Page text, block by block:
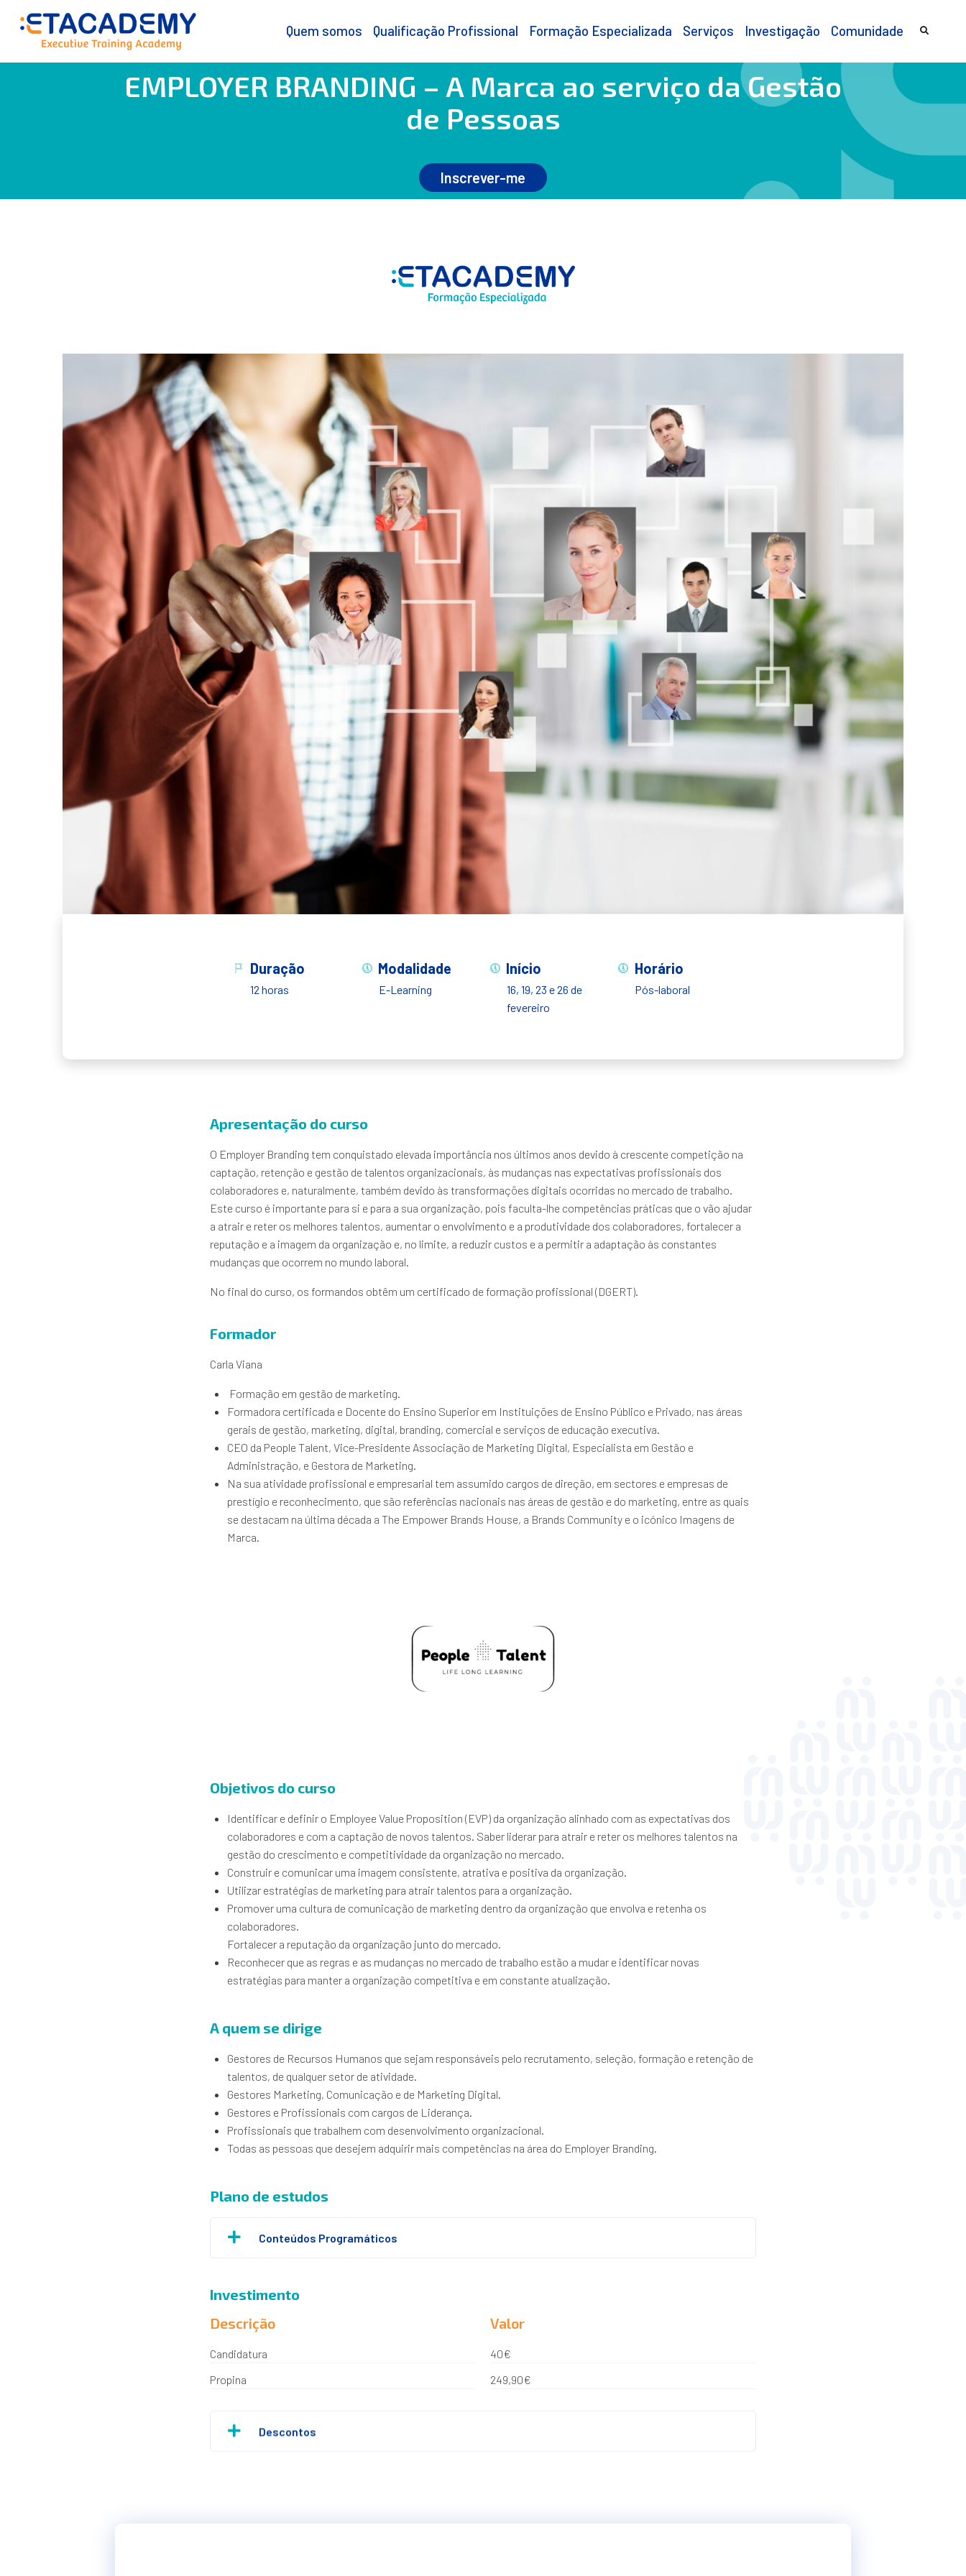
Quem somos Qualificação Profissional Formação Especializada Serviços Investigação Comunidade
EMPLOYER BRANDING – A Marca ao serviço da Gestão
de Pessoas
Inscrever-me
Duração
12 horas
Modalidade
E-Learning
Início
16, 19, 23 e 26 de
fevereiro
Horário
Pós-laboral
Apresentação do curso
O Employer Branding tem conquistado elevada importância nos últimos anos devido à crescente competição na
captação, retenção e gestão de talentos organizacionais, às mudanças nas expectativas profissionais dos
colaboradores e, naturalmente, também devido às transformações digitais ocorridas no mercado de trabalho.
Este curso é importante para si e para a sua organização, pois faculta-lhe competências práticas que o vão ajudar
a atrair e reter os melhores talentos, aumentar o envolvimento e a produtividade dos colaboradores, fortalecer a
reputação e a imagem da organização e, no limite, a reduzir custos e a permitir a adaptação às constantes
mudanças que ocorrem no mundo laboral.
No final do curso, os formandos obtêm um certificado de formação profissional (DGERT).
Formador
Carla Viana
Formação em gestão de marketing.
Formadora certificada e Docente do Ensino Superior em Instituições de Ensino Público e Privado, nas áreas
gerais de gestão, marketing, digital, branding, comercial e serviços de educação executiva.
CEO da People Talent, Vice-Presidente Associação de Marketing Digital, Especialista em Gestão e
Administração, e Gestora de Marketing.
Na sua atividade profissional e empresarial tem assumido cargos de direção, em sectores e empresas de
prestígio e reconhecimento, que são referências nacionais nas áreas de gestão e do marketing, entre as quais
se destacam na última década a The Empower Brands House, a Brands Community e o icónico Imagens de
Marca.
Objetivos do curso
Identificar e definir o Employee Value Proposition (EVP) da organização alinhado com as expectativas dos
colaboradores e com a captação de novos talentos. Saber liderar para atrair e reter os melhores talentos na
gestão do crescimento e competitividade da organização no mercado.
Construir e comunicar uma imagem consistente, atrativa e positiva da organização.
Utilizar estratégias de marketing para atrair talentos para a organização.
Promover uma cultura de comunicação de marketing dentro da organização que envolva e retenha os
colaboradores.
Fortalecer a reputação da organização junto do mercado.
Reconhecer que as regras e as mudanças no mercado de trabalho estão a mudar e identificar novas
estratégias para manter a organização competitiva e em constante atualização.
A quem se dirige
Gestores de Recursos Humanos que sejam responsáveis pelo recrutamento, seleção, formação e retenção de
talentos, de qualquer setor de atividade.
Gestores Marketing, Comunicação e de Marketing Digital.
Gestores e Profissionais com cargos de Liderança.
Profissionais que trabalhem com desenvolvimento organizacional.
Todas as pessoas que desejem adquirir mais competências na área do Employer Branding.
Plano de estudos
Conteúdos Programáticos
Investimento
Descrição
Candidatura
Propina
Valor
40€
249,90€
Descontos